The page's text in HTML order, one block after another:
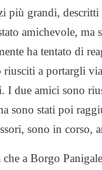
più grandi,
amichevole, ma
ha tentato di
a portargli
I due amici sono
sono stati poi
sono in corso,
a Borgo